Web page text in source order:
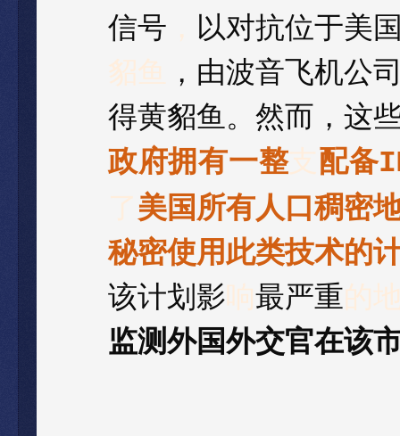
信号 ， 以对抗位于美
貂鱼 ，由波音飞机公
得黄貂鱼。然而，这
政府拥有一整支配备
了 美国所有人口稠密
秘密使用此类技术的
该计划影 响最严重的
监测外国外交官在该